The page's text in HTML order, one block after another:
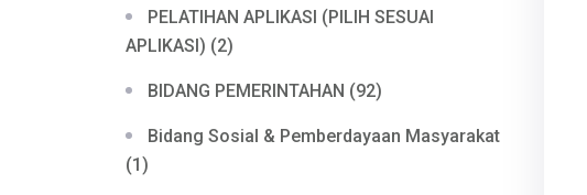
PELATIHAN APLIKASI (PILIH SESUAI
APLIKASI) (2)
BIDANG PEMERINTAHAN (92)
Bidang Sosial & Pemberdayaan Masyarakat
(1)